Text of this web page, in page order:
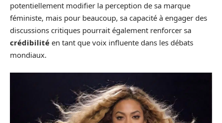
potentiellement modifier la perception de sa marque
féministe, mais pour beaucoup, sa capacité à engager des
discussions critiques pourrait également renforcer sa
crédibilité en tant que voix influente dans les débats
mondiaux.